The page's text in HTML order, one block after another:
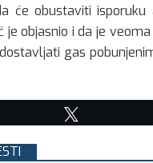
će obustaviti
objasnio i da je
gas